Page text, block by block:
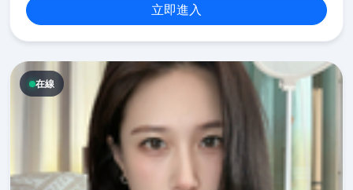
立即進入
在線